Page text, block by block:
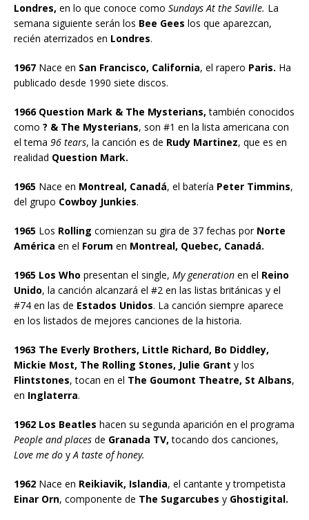
Londres, en lo que conoce como Sundays At the Saville. La
semana siguiente serán los Bee Gees los que aparezcan,
recién aterrizados en Londres.
1967 Nace en San Francisco, California, el rapero Paris. Ha
publicado desde 1990 siete discos.
1966 Question Mark & The Mysterians, también conocidos
como ? & The Mysterians, son #1 en la lista americana con
el tema 96 tears, la canción es de Rudy Martinez, que es en
realidad Question Mark.
1965 Nace en Montreal, Canadá, el batería Peter Timmins,
del grupo Cowboy Junkies.
1965 Los Rolling comienzan su gira de 37 fechas por Norte
América en el Forum en Montreal, Quebec, Canadá.
1965 Los Who presentan el single, My generation en el Reino
Unido, la canción alcanzará el #2 en las listas británicas y el
#74 en las de Estados Unidos. La canción siempre aparece
en los listados de mejores canciones de la historia.
1963 The Everly Brothers, Little Richard, Bo Diddley,
Mickie Most, The Rolling Stones, Julie Grant y los
Flintstones, tocan en el The Goumont Theatre, St Albans,
en Inglaterra.
1962 Los Beatles hacen su segunda aparición en el programa
People and places de Granada TV, tocando dos canciones,
Love me do y A taste of honey.
1962 Nace en Reikiavik, Islandia, el cantante y trompetista
Einar Orn, componente de The Sugarcubes y Ghostigital.